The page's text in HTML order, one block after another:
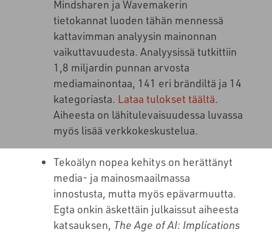
Mindsharen ja Wavemakerin
tietokannat luoden tähän mennessä
kattavimman analyysin mainonnan
vaikuttavuudesta. Analyysissä tutkittiin
1,8 miljardin punnan arvosta
mediamainontaa, 141 eri brändiltä ja 14
kategoriasta. Lataa tulokset täältä.
Aiheesta on lähitulevaisuudessa luvassa
myös lisää verkkokeskustelua.
Tekoälyn nopea kehitys on herättänyt
media- ja mainosmaailmassa
innostusta, mutta myös epävarmuutta.
Egta onkin äskettäin julkaissut aiheesta
katsauksen, The Age of AI: Implications